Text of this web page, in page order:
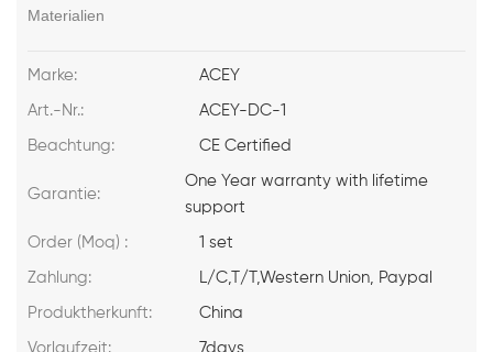
Materialien
Marke: ACEY
Art.-Nr.: ACEY-DC-1
Beachtung: CE Certified
Garantie:
One Year warranty with lifetime
support
Order (Moq) : 1 set
Zahlung: L/C,T/T,Western Union, Paypal
Produktherkunft: China
Vorlaufzeit: 7days